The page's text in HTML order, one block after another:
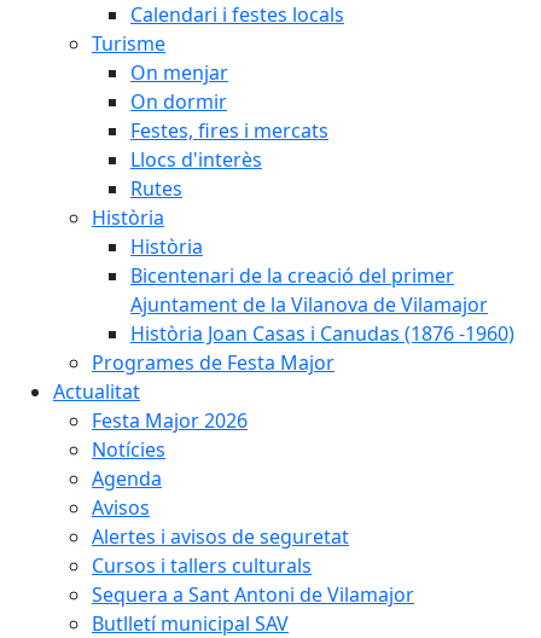
Calendari i festes locals
Turisme
On menjar
On dormir
Festes, fires i mercats
Llocs d'interès
Rutes
Història
Història
Bicentenari de la creació del primer
Ajuntament de la Vilanova de Vilamajor
Història Joan Casas i Canudas (1876 -1960)
Programes de Festa Major
Actualitat
Festa Major 2026
Notícies
Agenda
Avisos
Alertes i avisos de seguretat
Cursos i tallers culturals
Sequera a Sant Antoni de Vilamajor
Butlletí municipal SAV